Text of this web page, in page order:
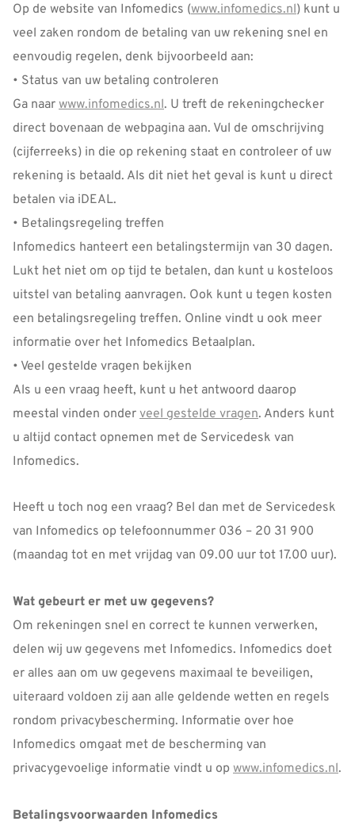
Op de website van Infomedics (www.infomedics.nl) kunt u
veel zaken rondom de betaling van uw rekening snel en
eenvoudig regelen, denk bijvoorbeeld aan:
• Status van uw betaling controleren
Ga naar www.infomedics.nl. U treft de rekeningchecker
direct bovenaan de webpagina aan. Vul de omschrijving
(cijferreeks) in die op rekening staat en controleer of uw
rekening is betaald. Als dit niet het geval is kunt u direct
betalen via iDEAL.
• Betalingsregeling treffen
Infomedics hanteert een betalingstermijn van 30 dagen.
Lukt het niet om op tijd te betalen, dan kunt u kosteloos
uitstel van betaling aanvragen. Ook kunt u tegen kosten
een betalingsregeling treffen. Online vindt u ook meer
informatie over het Infomedics Betaalplan.
• Veel gestelde vragen bekijken
Als u een vraag heeft, kunt u het antwoord daarop
meestal vinden onder veel gestelde vragen. Anders kunt
u altijd contact opnemen met de Servicedesk van
Infomedics.
Heeft u toch nog een vraag? Bel dan met de Servicedesk
van Infomedics op telefoonnummer 036 – 20 31 900
(maandag tot en met vrijdag van 09.00 uur tot 17.00 uur).
Wat gebeurt er met uw gegevens?
Om rekeningen snel en correct te kunnen verwerken,
delen wij uw gegevens met Infomedics. Infomedics doet
er alles aan om uw gegevens maximaal te beveiligen,
uiteraard voldoen zij aan alle geldende wetten en regels
rondom privacybescherming. Informatie over hoe
Infomedics omgaat met de bescherming van
privacygevoelige informatie vindt u op www.infomedics.nl.
Betalingsvoorwaarden Infomedics